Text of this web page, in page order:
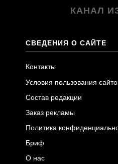
КАНАЛ
СВЕДЕНИЯ О САЙТЕ
Контакты
Условия пользования
Состав редакции
Заказ рекламы
Политика
Бриф
О нас